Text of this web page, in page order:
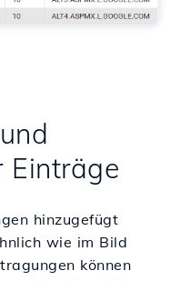
Einträge
hinzugefügt
wie im Bild
können